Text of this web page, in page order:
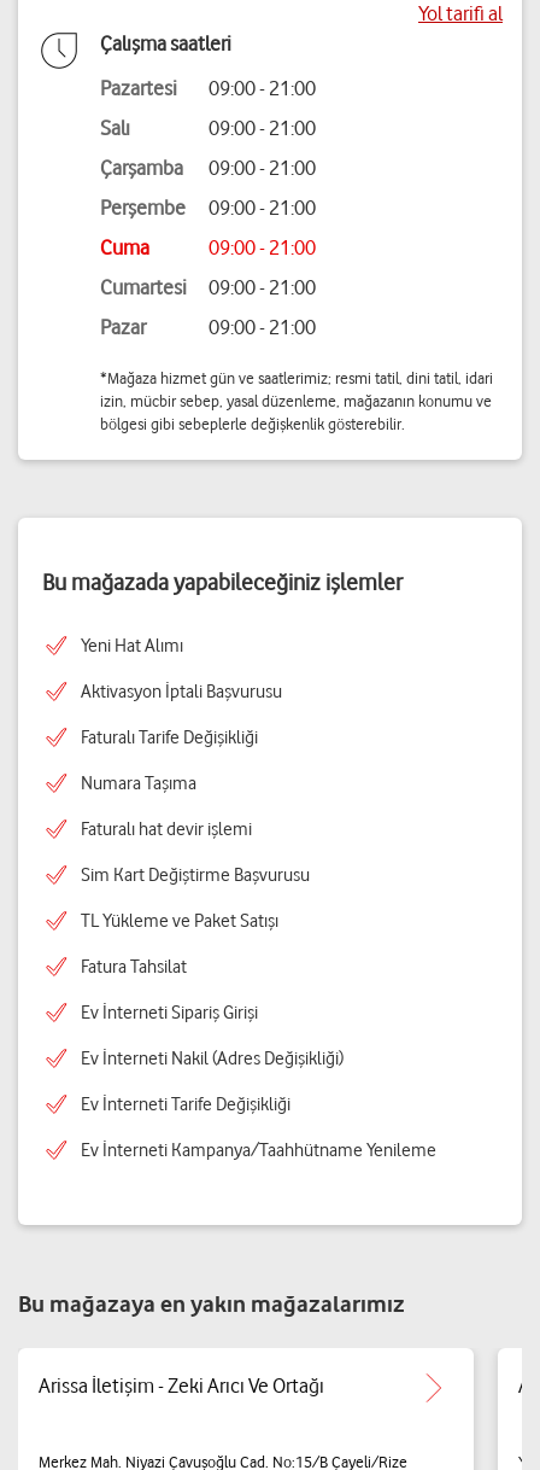
Yol tarifi al
Çalışma saatleri
Pazartesi
09:00 - 21:00
Salı
09:00 - 21:00
Çarşamba
09:00 - 21:00
Perşembe
09:00 - 21:00
Cuma
09:00 - 21:00
Cumartesi
09:00 - 21:00
Pazar
09:00 - 21:00
*Mağaza hizmet gün ve saatlerimiz; resmi tatil, dini tatil, idari
izin, mücbir sebep, yasal düzenleme, mağazanın konumu ve
bölgesi gibi sebeplerle değişkenlik gösterebilir.
Bu mağazada yapabileceğiniz işlemler
Yeni Hat Alımı
Aktivasyon İptali Başvurusu
Faturalı Tarife Değişikliği
Numara Taşıma
Faturalı hat devir işlemi
Sim Kart Değiştirme Başvurusu
TL Yükleme ve Paket Satışı
Fatura Tahsilat
Ev İnterneti Sipariş Girişi
Ev İnterneti Nakil (Adres Değişikliği)
Ev İnterneti Tarife Değişikliği
Ev İnterneti Kampanya/Taahhütname Yenileme
Bu mağazaya en yakın mağazalarımız
Arissa İletişim - Zeki Arıcı Ve Ortağı
Merkez Mah. Niyazi Çavuşoğlu Cad. No:15/B Çayeli/Rize